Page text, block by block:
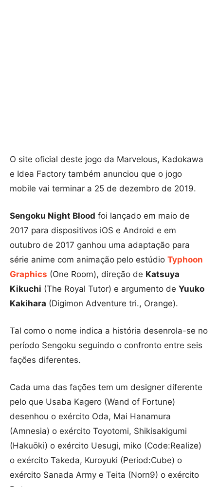
O site oficial deste jogo da Marvelous, Kadokawa
e Idea Factory também anunciou que o jogo
mobile vai terminar a 25 de dezembro de 2019.
Sengoku Night Blood foi lançado em maio de
2017 para dispositivos iOS e Android e em
outubro de 2017 ganhou uma adaptação para
série anime com animação pelo estúdio Typhoon
Graphics (One Room), direção de Katsuya
Kikuchi (The Royal Tutor) e argumento de Yuuko
Kakihara (Digimon Adventure tri., Orange).
Tal como o nome indica a história desenrola-se no
período Sengoku seguindo o confronto entre seis
fações diferentes.
Cada uma das fações tem um designer diferente
pelo que Usaba Kagero (Wand of Fortune)
desenhou o exército Oda, Mai Hanamura
(Amnesia) o exército Toyotomi, Shikisakigumi
(Hakuōki) o exército Uesugi, miko (Code:Realize)
o exército Takeda, Kuroyuki (Period:Cube) o
exército Sanada Army e Teita (Norn9) o exército